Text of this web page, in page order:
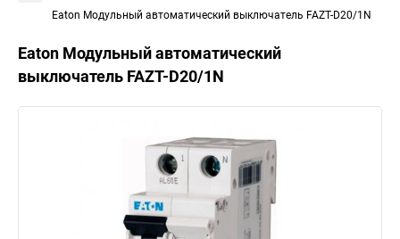
Eaton Модульный автоматический выключатель FAZT-D20/1N
Eaton Модульный автоматический
выключатель FAZT-D20/1N